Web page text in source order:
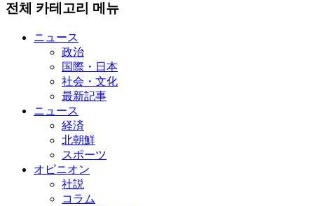
전체 카테고리 메뉴
ニュース
政治
国際・日本
社会・文化
最新記事
ニュース
経済
北朝鮮
スポーツ
オピニオン
社説
コラム